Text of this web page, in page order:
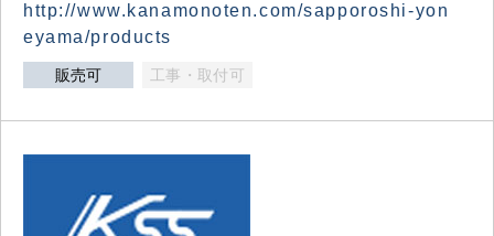
http://www.kanamonoten.com/sapporoshi-yon
eyama/products
販売可 工事・取付可